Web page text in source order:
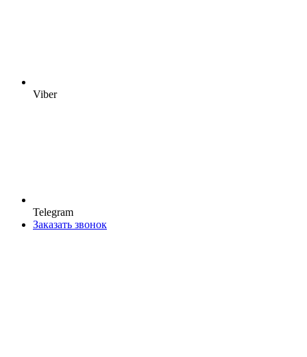
Viber
Telegram
Заказать звонок